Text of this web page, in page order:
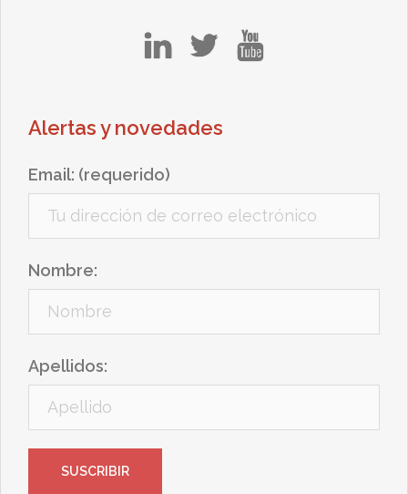
Alertas y novedades
Email: (requerido)
Nombre:
Apellidos: